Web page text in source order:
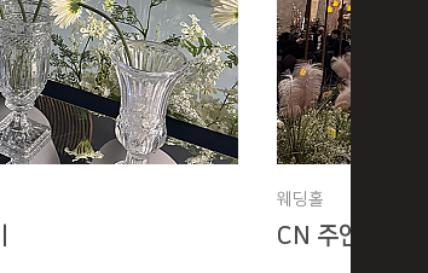
웨딩홀
CN 주안 웨딩